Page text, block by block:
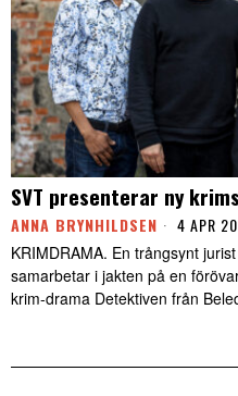
SVT presenterar ny
ANNA BRYNHILDSEN 4 APR
KRIMDRAMA. En trångsynt
samarbetar i jakten på en
krim-drama Detektiven från